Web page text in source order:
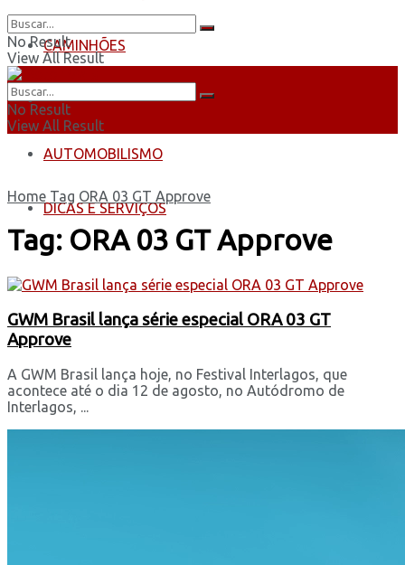
CAMINHÕES
ÔNIBUS
AUTOMOBILISMO
DICAS E SERVIÇOS
No Result
View All Result
No Result
View All Result
Home Tag ORA 03 GT Approve
Tag: ORA 03 GT Approve
GWM Brasil lança série especial ORA 03 GT
Approve
A GWM Brasil lança hoje, no Festival Interlagos, que
acontece até o dia 12 de agosto, no Autódromo de
Interlagos, ...